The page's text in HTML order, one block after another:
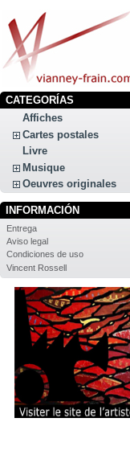
CATEGORÍAS
Affiches
Cartes postales
Livre
Musique
Oeuvres originales
INFORMACIÓN
Entrega
Aviso legal
Condiciones de uso
Vincent Rossell